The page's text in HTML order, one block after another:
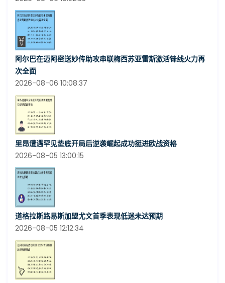
阿尔巴在迈阿密送妙传助攻串联梅西苏亚雷斯激活锋线火力再
次全面
2026-08-06 10:08:37
里昂遭遇罕见垫底开局后逆袭崛起成功挺进欧战资格
2026-08-05 13:00:15
道格拉斯路易斯加盟尤文首季表现低迷未达预期
2026-08-05 12:12:34